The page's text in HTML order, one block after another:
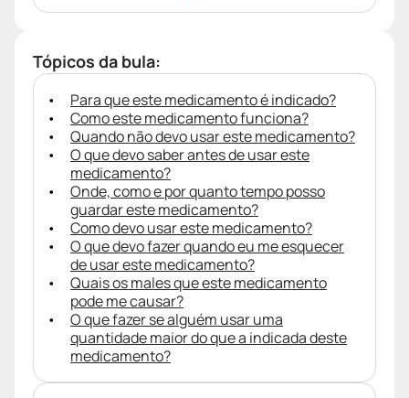
Tópicos da bula:
Para que este medicamento é indicado?
Como este medicamento funciona?
Quando não devo usar este medicamento?
O que devo saber antes de usar este
medicamento?
Onde, como e por quanto tempo posso
guardar este medicamento?
Como devo usar este medicamento?
O que devo fazer quando eu me esquecer
de usar este medicamento?
Quais os males que este medicamento
pode me causar?
O que fazer se alguém usar uma
quantidade maior do que a indicada deste
medicamento?